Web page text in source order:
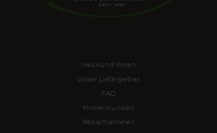
Neukund:innen
Unser Liefergebiet
FAQ
Firmenkunden
Reklamationen